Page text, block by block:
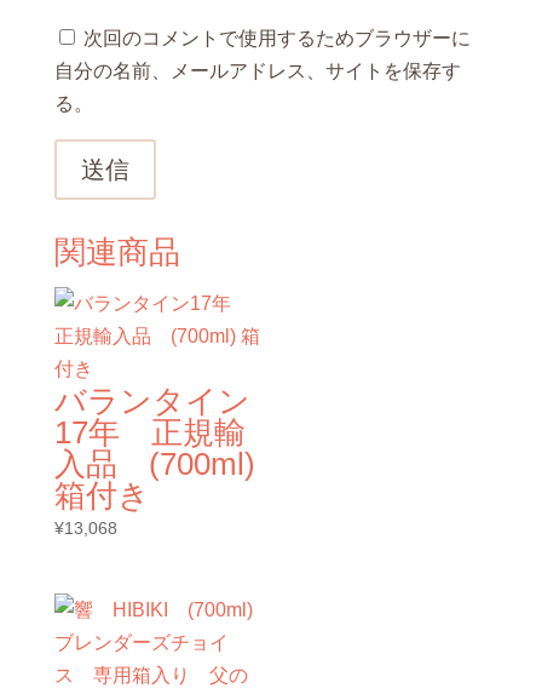
次回のコメントで使用するためブラウザーに
自分の名前、メールアドレス、サイトを保存す
る。
送信
関連商品
バランタイン
17年 正規輸
入品 (700ml)
箱付き
¥13,068